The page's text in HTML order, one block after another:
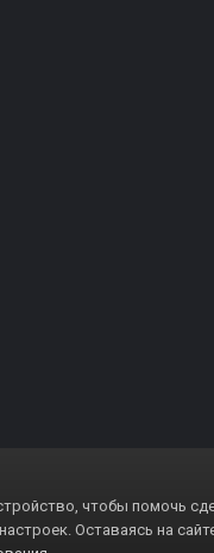
чтобы помочь
Оставаясь на